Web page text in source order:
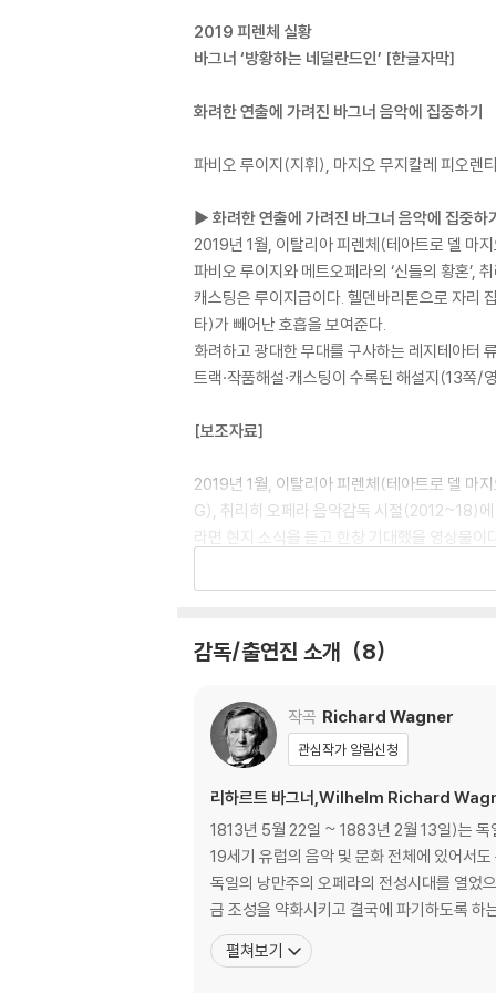
2019 피렌체 실황
바그너 ‘방황하는 네덜란드인’ [한글자막]
화려한 연출에 가려진 바그너 음악에 집중하기
파비오 루이지(지휘), 마지오 무지칼레 피오렌
▶ 화려한 연출에 가려진 바그너 음악에 집중하
2019년 1월, 이탈리아 피렌체(테아트로 델 마
파비오 루이지와 메트오페라의 ‘신들의 황혼’,
캐스팅은 루이지급이다. 헬덴바리톤으로 자리
타)가 빼어난 호흡을 보여준다.
화려하고 광대한 무대를 구사하는 레지테아터
트랙·작품해설·캐스팅이 수록된 해설지(13쪽/
[보조자료]
2019년 1월, 이탈리아 피렌체(테아트로 델 마
G), 취리히 오페라 음악감독 시절(2012~18)
라면 현지 소식을 듣고 한창 기대했을 영상물
이 화려하게 수놓는다. 하지만 새롭고 화려한
파비오 루이지의 지휘가 어느 정도 보증을 선
~2012년 에센극장 ‘라인의 황금’에 오르며 헬
량을 보여준다.
젠타 역의 마르조리 오웬은 메트 오페라에서
와의 호흡이 어떠한지 짐작할 수 있다.
화려하고 광대한 무대를 구사하는 레지테아
하기에 음악에 보다 음악에 집중하고 싶은 마
감독/출연진 소개 8
작곡 Richard Wagner
관심작가 알림신청
리하르트 바그너,Wilhelm Richard
1813년 5월 22일 ~ 1883년 2월 13일)는 독
19세기 유럽의 음악 및 문화 전체에 있어서
독일의 낭만주의 오페라의 전성시대를 열었
금 조성을 약화시키고 결국에 파기하도록 하
펼쳐보기